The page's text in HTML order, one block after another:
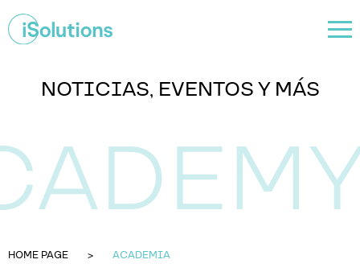
NOTICIAS, EVENTOS Y MÁS
HOME PAGE ACADEMIA